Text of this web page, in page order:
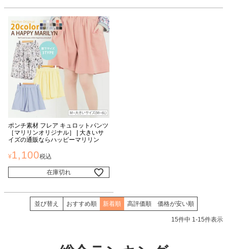
ポンチ素材 フレア キュロットパンツ
［マリリンオリジナル］ | 大きいサ
イズの通販ならハッピーマリリン
¥1,100税込
在庫切れ
並び替え おすすめ順 新着順 高評価順 価格が安い順
15件中 1-15件表示